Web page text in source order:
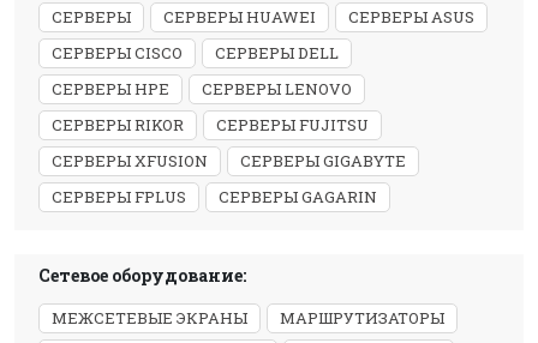
СЕРВЕРЫ СЕРВЕРЫ HUAWEI
СЕРВЕРЫ ASUS
СЕРВЕРЫ CISCO
СЕРВЕРЫ DELL
СЕРВЕРЫ HPE
СЕРВЕРЫ LENOVO
СЕРВЕРЫ RIKOR
СЕРВЕРЫ FUJITSU
СЕРВЕРЫ XFUSION
СЕРВЕРЫ GIGABYTE
СЕРВЕРЫ FPLUS
СЕРВЕРЫ GAGARIN
Сетевое оборудование:
МЕЖСЕТЕВЫЕ ЭКРАНЫ
МАРШРУТИЗАТОРЫ